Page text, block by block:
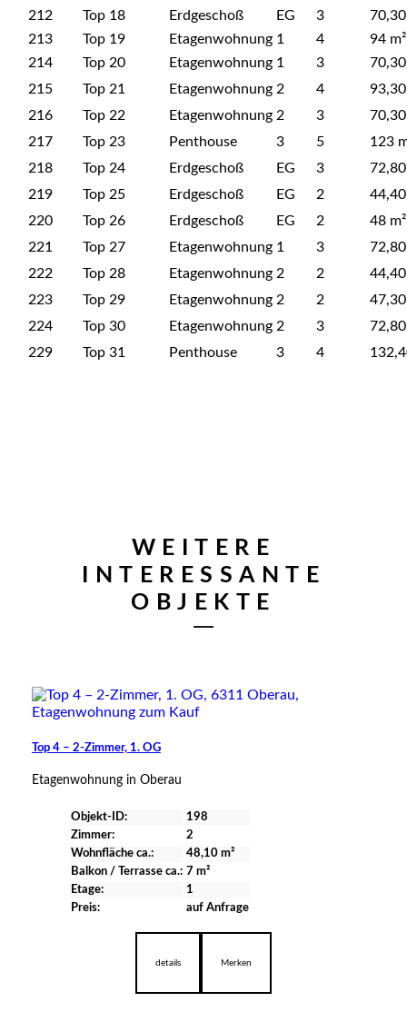
212
Top 18 Erdgeschoß EG 3
70,30
213
Top 19 Etagenwohnung 1 4
94 m²
214
Top 20 Etagenwohnung 1 3
70,30
215
Top 21 Etagenwohnung 2 4
93,30
216
Top 22 Etagenwohnung 2 3
70,30
217
Top 23 Penthouse 3 5
123
218
Top 24 Erdgeschoß EG 3
72,80
219
Top 25 Erdgeschoß EG 2
44,40
220
Top 26 Erdgeschoß EG 2
48 m²
221
Top 27 Etagenwohnung 1 3
72,80
222
Top 28 Etagenwohnung 2 2
44,40
223
Top 29 Etagenwohnung 2 2
47,30
224
Top 30 Etagenwohnung 2 3
72,80
229
Top 31 Penthouse 3 4
WEITERE
INTERESSANTE
OBJEKTE
Top 4 – 2-Zimmer, 1. OG
Etagenwohnung in Oberau
Objekt-ID:
198
Zimmer:
2
Wohnfläche ca.:
48,10 m²
Balkon / Terrasse ca.: 7 m²
Etage:
1
Preis:
auf Anfrage
details Merken